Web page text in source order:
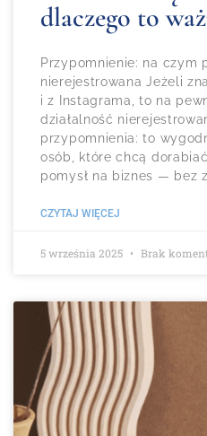
dlaczego to
Przypomnienie: na czym
nierejestrowana Jeżeli
i z Instagrama, to na
działalność
przypomnienia: to
osób, które chcą
pomysł na biznes — bez
CZYTAJ WIĘCEJ
5 września 2025 Brak